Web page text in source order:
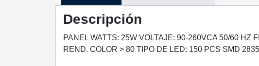
Descripción
PANEL WATTS: 25W VOLTAJE: 90-260VCA 50/60 HZ
REND. COLOR > 80 TIPO DE LED: 150 PCS SMD